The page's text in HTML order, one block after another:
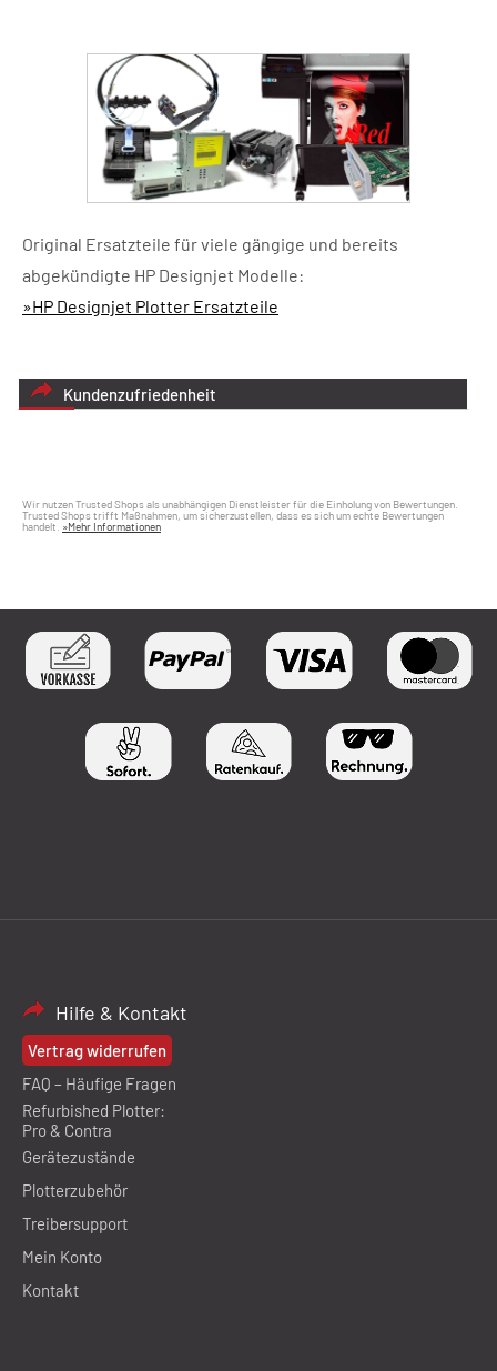
Original Ersatzteile für viele gängige und bereits
abgekündigte HP Designjet Modelle:
»HP Designjet Plotter Ersatzteile
Kundenzufriedenheit
Wir nutzen Trusted Shops als unabhängigen Dienstleister für die Einholung von Bewertungen.
Trusted Shops trifft Maßnahmen, um sicherzustellen, dass es sich um echte Bewertungen
handelt. »Mehr Informationen
Hilfe & Kontakt
Vertrag widerrufen
FAQ – Häufige Fragen
Refurbished Plotter:
Pro & Contra
Gerätezustände
Plotterzubehör
Treibersupport
Mein Konto
Kontakt